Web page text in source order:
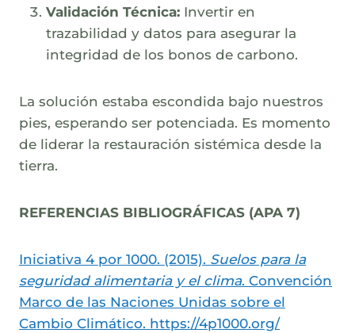
Validación Técnica: Invertir en
trazabilidad y datos para asegurar la
integridad de los bonos de carbono.
La solución estaba escondida bajo nuestros
pies, esperando ser potenciada. Es momento
de liderar la restauración sistémica desde la
tierra.
REFERENCIAS BIBLIOGRÁFICAS (APA 7)
Iniciativa 4 por 1000. (2015). Suelos para la
seguridad alimentaria y el clima. Convención
Marco de las Naciones Unidas sobre el
Cambio Climático. https://4p1000.org/